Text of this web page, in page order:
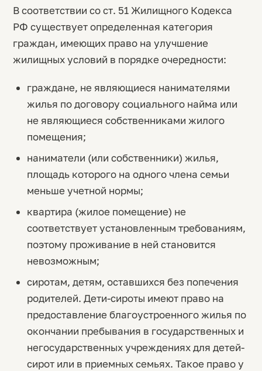
В соответствии со ст. 51 Жилищного Кодекса
РФ существует определенная категория
граждан, имеющих право на улучшение
жилищных условий в порядке очередности:
граждане, не являющиеся нанимателями
жилья по договору социального найма или
не являющиеся собственниками жилого
помещения;
наниматели (или собственники) жилья,
площадь которого на одного члена семьи
меньше учетной нормы;
квартира (жилое помещение) не
соответствует установленным требованиям,
поэтому проживание в ней становится
невозможным;
сиротам, детям, оставшихся без попечения
родителей. Дети-сироты имеют право на
предоставление благоустроенного жилья по
окончании пребывания в государственных и
негосударственных учреждениях для детей-
сирот или в приемных семьях. Такое право у